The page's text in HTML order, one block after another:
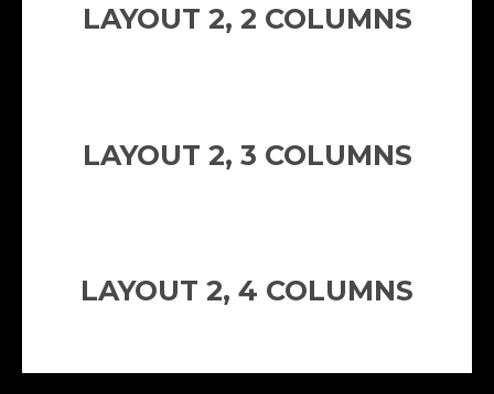
LAYOUT 2, 2 COLUMNS
LAYOUT 2, 3 COLUMNS
LAYOUT 2, 4 COLUMNS